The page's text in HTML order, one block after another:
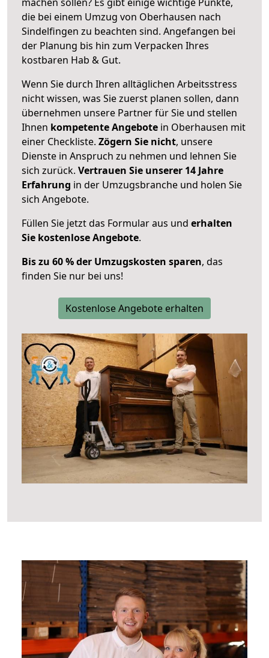
die bei einem Umzug von Oberhausen nach
Sindelfingen zu beachten sind. Angefangen bei
der Planung bis hin zum Verpacken Ihres
kostbaren Hab & Gut.
Wenn Sie durch Ihren alltäglichen Arbeitsstress
nicht wissen, was Sie zuerst planen sollen, dann
übernehmen unsere Partner für Sie und stellen
Ihnen kompetente Angebote in Oberhausen mit
einer Checkliste. Zögern Sie nicht, unsere
Dienste in Anspruch zu nehmen und lehnen Sie
sich zurück. Vertrauen Sie unserer 14 Jahre
Erfahrung in der Umzugsbranche und holen Sie
sich Angebote.
Füllen Sie jetzt das Formular aus und erhalten
Sie kostenlose Angebote.
Bis zu 60 % der Umzugskosten sparen, das
finden Sie nur bei uns!
Kostenlose Angebote erhalten